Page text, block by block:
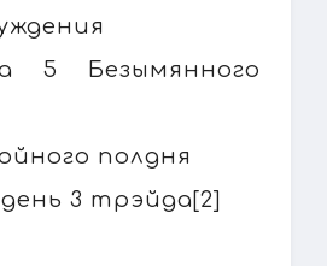
5 Безымянного
полдня
день 3 трэйда[2]